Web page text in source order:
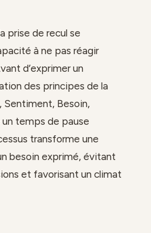
prise de recul se
à ne pas réagir
d’exprimer un
des principes de la
Sentiment, Besoin,
temps de pause
transforme une
besoin exprimé, évitant
et favorisant un climat